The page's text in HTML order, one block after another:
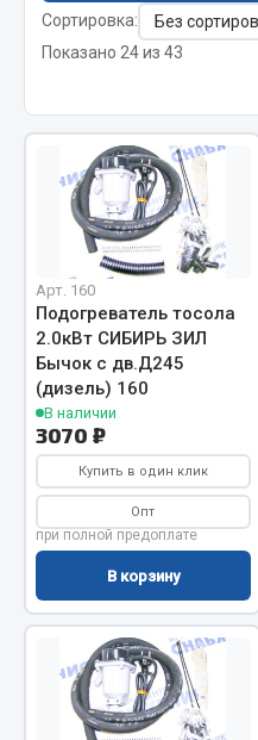
Изготовление цепей на
QITONG
Весь раздел
Отопители салона,
Автономные воздушные
Жидкостные подогреватели
Отопители салона
Подогреватели тосола
Весь раздел
Автотовары
Автозвук
Автокаталоги
Аксессуары автомобильные
Аптечки и знаки
Брызговики
Вентиляторы кабины
Вымпела
Сортировка:
Показано 24 из 43
Арт. 160
Подогреватель тосола
2.0кВт СИБИРЬ ЗИЛ
Бычок с дв.Д245
(дизель) 160
В наличии
3070 ₽
Купить в один клик
Опт
при полной предоплате
В корзину